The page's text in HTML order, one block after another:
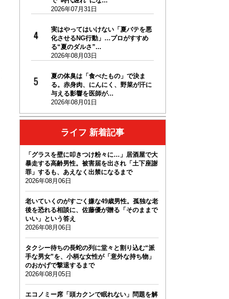
2026年07月31日
実はやってはいけない「夏バテを悪
化させるNG行動」…プロがすすめ
る“夏のダルさ”...
2026年08月03日
夏の体臭は「食べたもの」で決ま
る。赤身肉、にんにく、野菜が汗に
与える影響を医師が...
2026年08月01日
ライフ 新着記事
「グラスを壁に叩きつけ粉々に…」居酒屋で大
暴走する高齢男性。被害届を出され「土下座謝
罪」するも、あえなく出禁になるまで
2026年08月06日
老いていくのがすごく嫌な49歳男性。孤独な老
後を恐れる相談に、佐藤優が贈る「そのままで
いい」という答え
2026年08月06日
タクシー待ちの長蛇の列に堂々と割り込む“派
手な男女”を、小柄な女性が「意外な持ち物」
のおかげで撃退するまで
2026年08月05日
エコノミー席「頭カクンで眠れない」問題を解